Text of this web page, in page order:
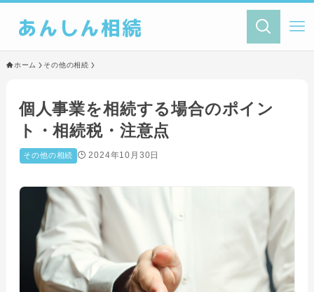
あんしん相続
ホーム その他の相続
個人事業を相続する場合のポイン
ト・相続税・注意点
その他の相続 2024年10月30日